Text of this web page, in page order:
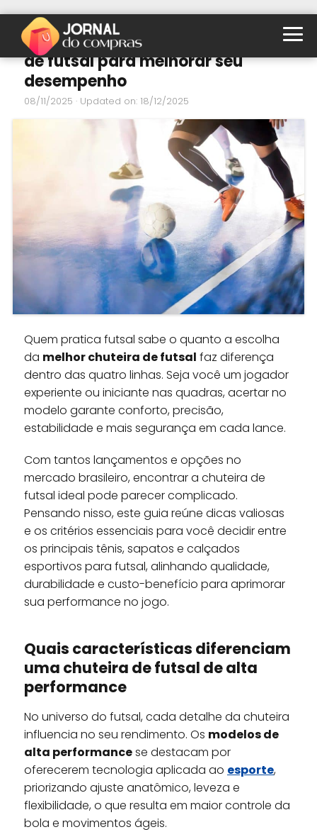
Os melhores modelos de chuteira
de futsal para melhorar seu
desempenho
08/11/2025 · Updated on: 18/12/2025
Quem pratica futsal sabe o quanto a escolha
da melhor chuteira de futsal faz diferença
dentro das quatro linhas. Seja você um jogador
experiente ou iniciante nas quadras, acertar no
modelo garante conforto, precisão,
estabilidade e mais segurança em cada lance.
Com tantos lançamentos e opções no
mercado brasileiro, encontrar a chuteira de
futsal ideal pode parecer complicado.
Pensando nisso, este guia reúne dicas valiosas
e os critérios essenciais para você decidir entre
os principais tênis, sapatos e calçados
esportivos para futsal, alinhando qualidade,
durabilidade e custo-benefício para aprimorar
sua performance no jogo.
Quais características diferenciam
uma chuteira de futsal de alta
performance
No universo do futsal, cada detalhe da chuteira
influencia no seu rendimento. Os modelos de
alta performancese destacam por
oferecerem tecnologia aplicada ao esporte,
priorizando ajuste anatômico, leveza e
flexibilidade, o que resulta em maior controle da
bola e movimentos ágeis.